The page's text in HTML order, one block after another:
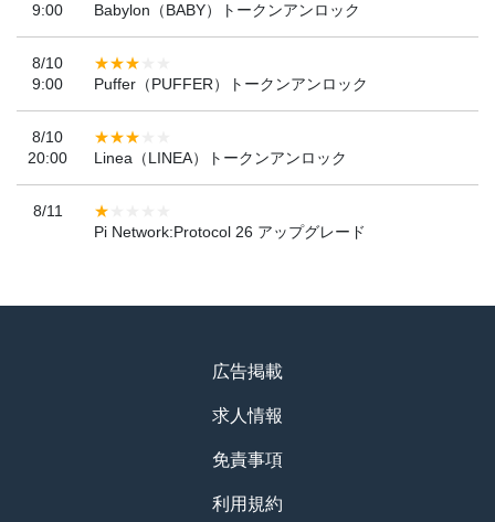
9:00
Babylon（BABY）トークンアンロック
8/10
9:00
Puffer（PUFFER）トークンアンロック
8/10
20:00
Linea（LINEA）トークンアンロック
8/11
Pi Network:Protocol 26 アップグレード
広告掲載
求人情報
免責事項
利用規約